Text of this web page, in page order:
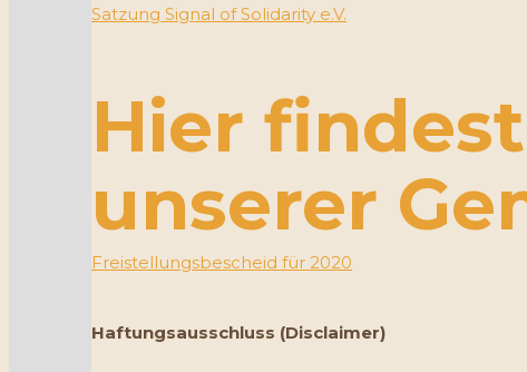
Satzung Signal of Solidarity e.V.
Hier
unserer
Freistellungsbescheid für 2020
Haftungsausschluss (Disclaimer)